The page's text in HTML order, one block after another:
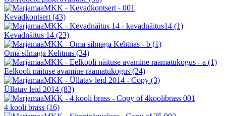
Kevadkontsert (43)
Kevadnäitus 14 (23)
Oma silmaga Kehtnas (34)
Eelkooli näituse avamine raamatukogus (24)
Üllatav leid 2014 (83)
4 kooli brass (16)